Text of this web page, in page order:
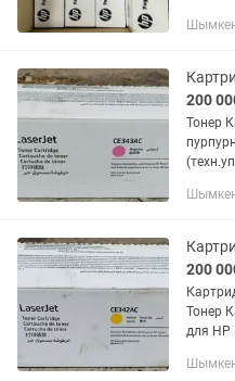
200
Тонер
200
Тонер
для HP